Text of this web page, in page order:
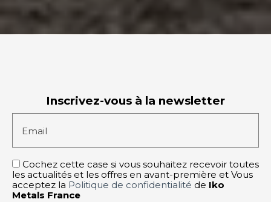
Inscrivez-vous à la newsletter
Email
Cochez cette case si vous souhaitez recevoir toutes
les actualités et les offres en avant-première et Vous
acceptez la Politique de confidentialité de Iko
Metals France